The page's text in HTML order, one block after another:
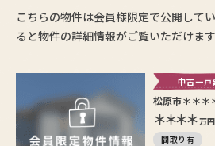
こちらの物件は会員様限定で公開して
ると物件の詳細情報がご覧いただけます
中古一戸
松原市＊＊＊
＊＊＊＊ 万円
間取り有